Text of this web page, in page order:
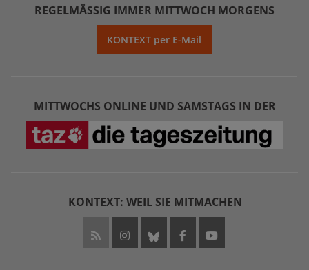
REGELMÄSSIG IMMER MITTWOCH MORGENS
KONTEXT per E-Mail
MITTWOCHS ONLINE UND SAMSTAGS IN DER
KONTEXT: WEIL SIE MITMACHEN